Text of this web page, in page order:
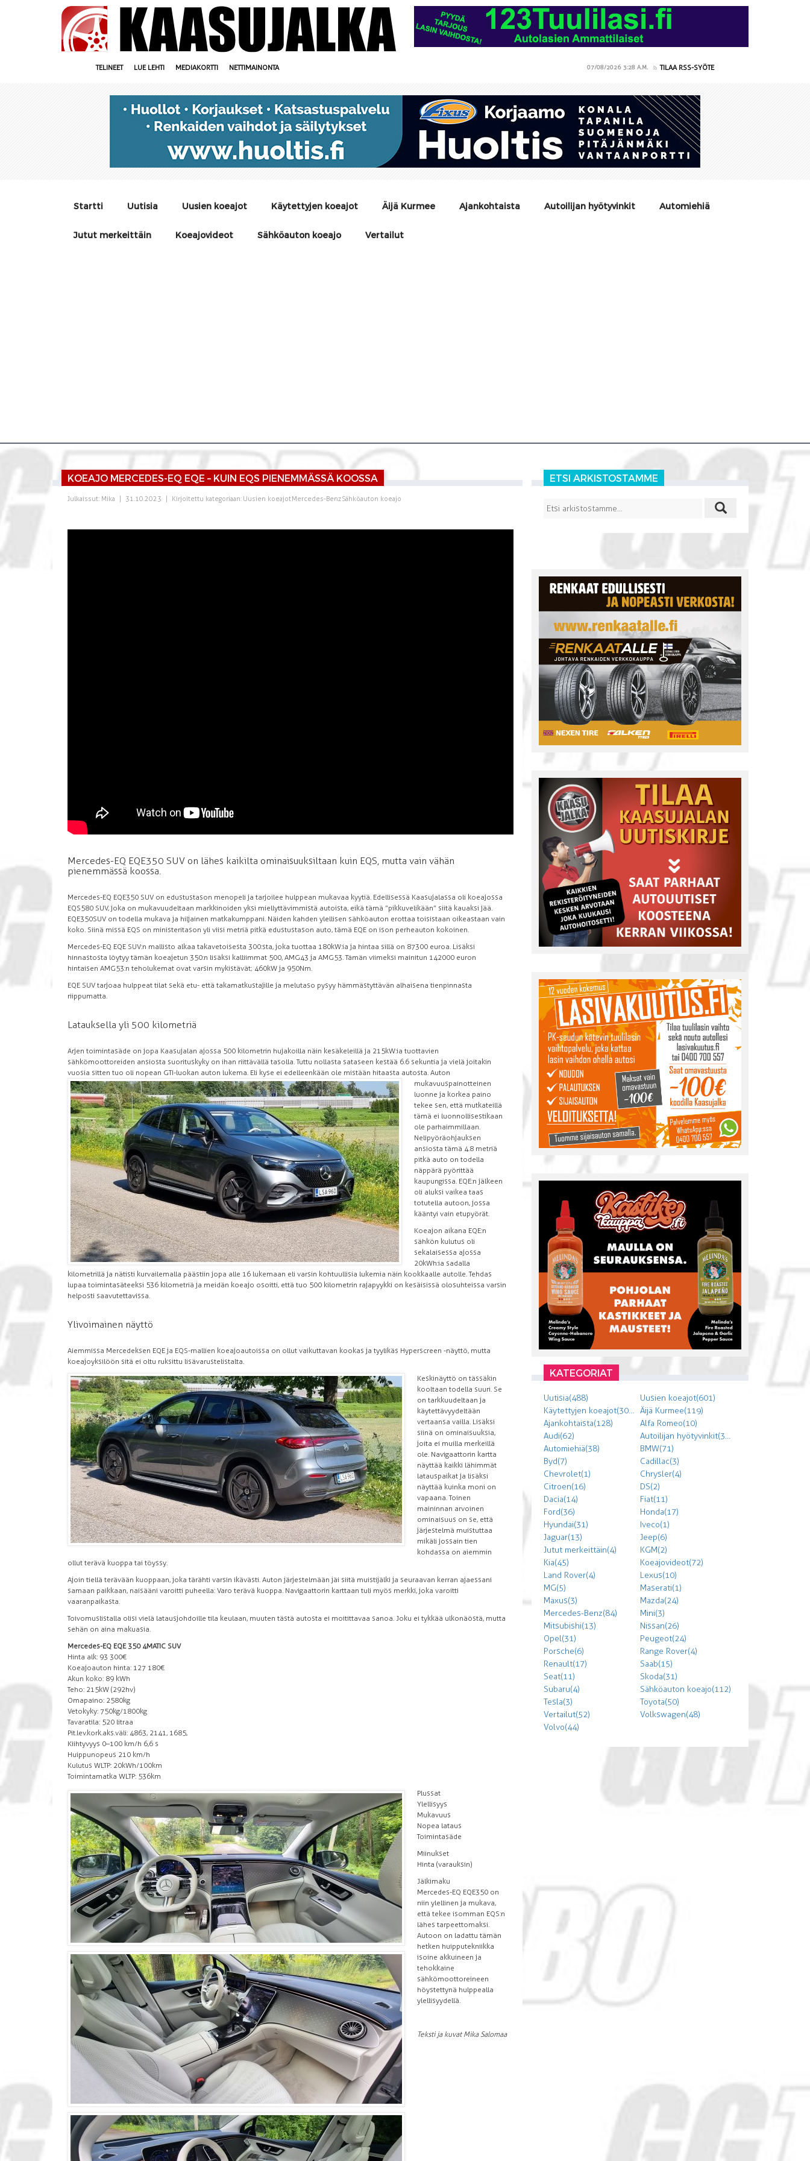
TELINEET LUE LEHTI MEDIAKORTTI NETTIMAINONTA 07/08/2026 3:28 A.M. TILAA RSS-SYÖTE
Startti Uutisia Uusien koeajot Käytettyjen koeajot Äijä Kurmee Ajankohtaista Autoilijan hyötyvinkit Automiehiä
Jutut merkeittäin Koeajovideot Sähköauton koeajo Vertailut
KOEAJO MERCEDES-EQ EQE – KUIN EQS PIENEMMÄSSÄ KOOSSA
Julkaissut: Mika 31.10.2023 Kirjoitettu kategoriaan: Uusien koeajot Mercedes-BenzSähköauton koeajo
Mercedes-EQ EQE350 SUV on lähes kaikilta ominaisuuksiltaan kuin EQS, mutta vain vähän
pienemmässä koossa.
Mercedes-EQ EQE350 SUV on edustustason menopeli ja tarjoilee hulppean mukavaa kyytiä. Edellisessä Kaasujalassa oli koeajossa
EQS580 SUV, joka on mukavuudeltaan markkinoiden yksi miellyttävimmistä autoista, eikä tämä ”pikkuvelikään” siitä kauaksi jää.
EQE350SUV on todella mukava ja hiljainen matkakumppani. Näiden kahden ylellisen sähköauton erottaa toisistaan oikeastaan vain
koko. Siinä missä EQS on ministeritason yli viisi metriä pitkä edustustason auto, tämä EQE on ison perheauton kokoinen.
Mercedes-EQ EQE SUV:n mallisto alkaa takavetoisesta 300:sta, joka tuottaa 180kW:ia ja hintaa sillä on 87 300 euroa. Lisäksi
hinnastosta löytyy tämän koeajetun 350:n lisäksi kalliimmat 500, AMG43 ja AMG53. Tämän viimeksi mainitun 142 000 euron
hintaisen AMG53:n teholukemat ovat varsin mykistävät; 460kW ja 950Nm.
EQE SUV tarjoaa hulppeat tilat sekä etu- että takamatkustajille ja melutaso pysyy hämmästyttävän alhaisena tienpinnasta
riippumatta.
Latauksella yli 500 kilometriä
Arjen toimintasäde on jopa Kaasujalan ajossa 500 kilometrin hujakoilla näin kesäkeleillä ja 215kW:ia tuottavien
sähkömoottoreiden ansiosta suorituskyky on ihan riittävällä tasolla. Tuttu nollasta sataseen kestää 6.6 sekuntia ja vielä joitakin
vuosia sitten tuo oli nopean GTI-luokan auton lukema. Eli kyse ei edelleenkään ole mistään hitaasta autosta. Auton
mukavuuspainotteinen
luonne ja korkea paino
tekee sen, että mutkateillä
tämä ei luonnollisestikaan
ole parhaimmillaan.
Nelipyöräohjauksen
ansiosta tämä 4.8 metriä
pitkä auto on todella
näppärä pyörittää
kaupungissa. EQE:n jälkeen
oli aluksi vaikea taas
totutella autoon, jossa
kääntyi vain etupyörät.
Koeajon aikana EQE:n
sähkön kulutus oli
sekalaisessa ajossa
20kWh:ia sadalla
kilometrillä ja nätisti kurvailemalla päästiin jopa alle 16 lukemaan eli varsin kohtuullisia lukemia näin kookkaalle autolle. Tehdas
lupaa toimintasäteeksi 536 kilometriä ja meidän koeajo osoitti, että tuo 500 kilometrin rajapyykki on kesäisissä olosuhteissa varsin
helposti saavutettavissa.
Ylivoimainen näyttö
Aiemmissa Mercedeksen EQE ja EQS-mallien koeajoautoissa on ollut vaikuttavan kookas ja tyylikäs Hyperscreen -näyttö, mutta
koeajoyksilöön sitä ei oltu ruksittu lisävarustelistalta.
Keskinäyttö on tässäkin
kooltaan todella suuri. Se
on tarkkuudeltaan ja
käytettävyydeltään
vertaansa vailla. Lisäksi
siinä on ominaisuuksia,
joita ei muilla merkeillä
ole. Navigaattorin kartta
näyttää kaikki lähimmät
latauspaikat ja lisäksi
näyttää kuinka moni on
vapaana. Toinen
maininnan arvoinen
ominaisuus on se, että
järjestelmä muistuttaa
mikäli jossain tien
kohdassa on aiemmin
ollut terävä kuoppa tai töyssy.
Ajoin tiellä terävään kuoppaan, joka tärähti varsin ikävästi. Auton järjestelmään jäi siitä muistijälki ja seuraavan kerran ajaessani
samaan paikkaan, naisääni varoitti puheella: Varo terävä kuoppa. Navigaattorin karttaan tuli myös merkki, joka varoitti
vaaranpaikasta.
Toivomuslistalla olisi vielä latausjohdoille tila keulaan, muuten tästä autosta ei moitittavaa sanoa. Joku ei tykkää ulkonäöstä, mutta
sehän on aina makuasia.
Mercedes-EQ EQE 350 4MATIC SUV
Hinta alk: 93 300€
Koeajoauton hinta: 127 180€
Akun koko: 89 kWh
Teho: 215kW (292hv)
Omapaino: 2580kg
Vetokyky: 750kg/1800kg
Tavaratila: 520 litraa
Pit.lev.kork.aks.väli: 4863, 2141, 1685,
Kiihtyvyys 0–100 km/h 6,6 s
Huippunopeus 210 km/h
Kulutus WLTP: 20kWh/100km
Toimintamatka WLTP: 536km
Plussat
Ylellisyys
Mukavuus
Nopea lataus
Toimintasäde
Miinukset
Hinta (varauksin)
Jälkimaku
Mercedes-EQ EQE350 on
niin ylellinen ja mukava,
että tekee isomman EQS:n
lähes tarpeettomaksi.
Autoon on ladattu tämän
hetken huipputekniikka
isoine akkuineen ja
tehokkaine
sähkömoottoreineen
höystettynä hulppealla
ylellisyydellä.
Teksti ja kuvat Mika Salomaa
ETSI ARKISTOSTAMME
KATEGORIAT
Uutisia (488)
Uusien koeajot (601)
Käytettyjen koeajot (303) Äijä Kurmee (119)
Ajankohtaista (128)
Alfa Romeo (10)
Audi (62)
Autoilijan hyötyvinkit (300)
Automiehiä (38)
BMW (71)
Byd (7)
Cadillac (3)
Chevrolet (1)
Chrysler (4)
Citroen (16)
DS (2)
Dacia (14)
Fiat (11)
Ford (36)
Honda (17)
Hyundai (31)
Iveco (1)
Jaguar (13)
Jeep (6)
Jutut merkeittäin (4)
KGM (2)
Kia (45)
Koeajovideot (72)
Land Rover (4)
Lexus (10)
MG (5)
Maserati (1)
Maxus (3)
Mazda (24)
Mercedes-Benz (84)
Mini (3)
Mitsubishi (13)
Nissan (26)
Opel (31)
Peugeot (24)
Porsche (6)
Range Rover (4)
Renault (17)
Saab (15)
Seat (11)
Skoda (31)
Subaru (4)
Sähköauton koeajo (112)
Tesla (3)
Toyota (50)
Vertailut (52)
Volkswagen (48)
Volvo (44)